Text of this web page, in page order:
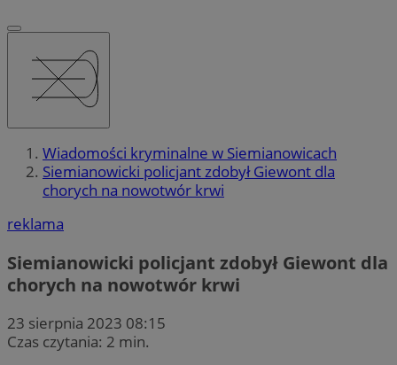
Wiadomości kryminalne w Siemianowicach
Siemianowicki policjant zdobył Giewont dla
chorych na nowotwór krwi
reklama
Siemianowicki policjant zdobył Giewont dla
chorych na nowotwór krwi
23 sierpnia 2023 08:15
Czas czytania: 2 min.